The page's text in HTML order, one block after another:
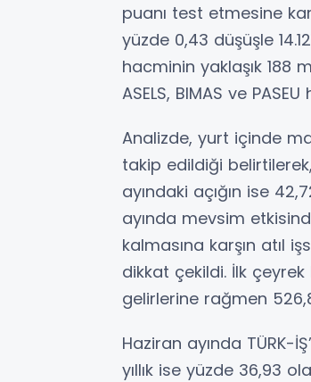
puanı test etmesine
yüzde 0,43 düşüşle
hacminin yaklaşık 188
ASELS, BIMAS ve
Analizde, yurt içinde
takip edildiği belirtilerek,
ayındaki açığın ise
ayında mevsim
kalmasına karşın atıl
dikkat çekildi. İlk
gelirlerine rağmen
Haziran ayında TÜRK-
yıllık ise yüzde 36,93